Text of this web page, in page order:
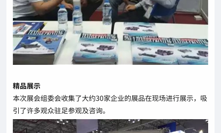
精品展示
本次展会组委会收集了大约30家企业的展品在现场进行展示，吸
引了许多观众驻足参观及咨询。